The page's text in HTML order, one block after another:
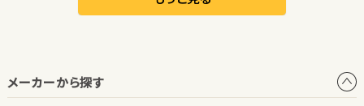
1位
メーカーから探す